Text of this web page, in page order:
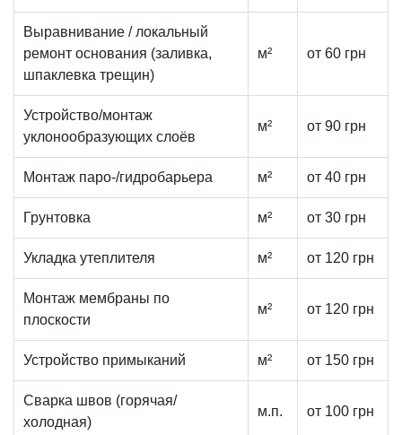
Выравнивание / локальный
ремонт основания (заливка,
шпаклевка трещин)
м² от 60 грн
Устройство/монтаж
уклонообразующих слоёв
м² от 90 грн
Монтаж паро-/гидробарьера м² от 40 грн
Грунтовка м² от 30 грн
Укладка утеплителя м² от 120 грн
Монтаж мембраны по
плоскости
м² от 120 грн
Устройство примыканий м² от 150 грн
Сварка швов (горячая/
холодная)
м.п. от 100 грн